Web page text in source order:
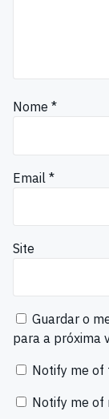
Nome *
Email *
Site
Guardar o
para a próxima
Notify me of
Notify me of